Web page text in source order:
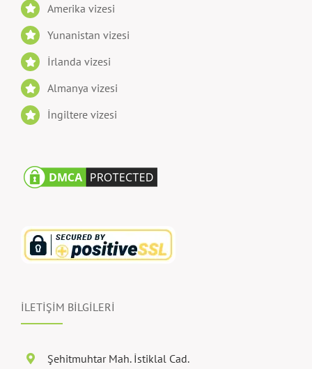
Amerika vizesi
Yunanistan vizesi
İrlanda vizesi
Almanya vizesi
İngiltere vizesi
İLETİŞİM BİLGİLERİ
Şehitmuhtar Mah. İstiklal Cad.